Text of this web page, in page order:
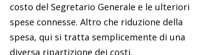
costo del Segretario Generale e le ulteriori
spese connesse. Altro che riduzione della
spesa, qui si tratta semplicemente di una
diversa ripartizione dei costi.